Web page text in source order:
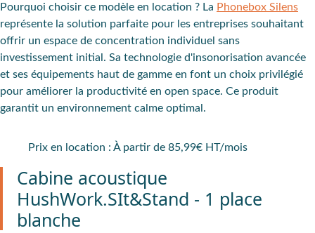
Pourquoi choisir ce modèle en location ? La Phonebox Silens
représente la solution parfaite pour les entreprises souhaitant
offrir un espace de concentration individuel sans
investissement initial. Sa technologie d'insonorisation avancée
et ses équipements haut de gamme en font un choix privilégié
pour améliorer la productivité en open space. Ce produit
garantit un environnement calme optimal.
Prix en location : À partir de 85,99€ HT/mois
Cabine acoustique
HushWork.SIt&Stand - 1 place
blanche